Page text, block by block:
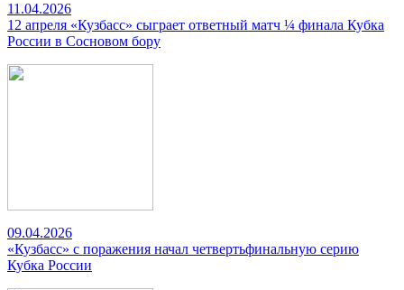
11.04.2026
12 апреля «Кузбасс» сыграет ответный матч ¼ финала Кубка
России в Сосновом бору
09.04.2026
«Кузбасс» с поражения начал четвертьфинальную серию
Кубка России